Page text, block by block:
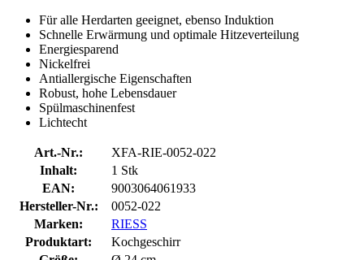
Für alle Herdarten geeignet, ebenso Induktion
Schnelle Erwärmung und optimale Hitzeverteilung
Energiesparend
Nickelfrei
Antiallergische Eigenschaften
Robust, hohe Lebensdauer
Spülmaschinenfest
Lichtecht
Art.-Nr.:
XFA-RIE-0052-022
Inhalt:
1 Stk
EAN:
9003064061933
Hersteller-Nr.:
0052-022
Marken:
RIESS
Produktart:
Kochgeschirr